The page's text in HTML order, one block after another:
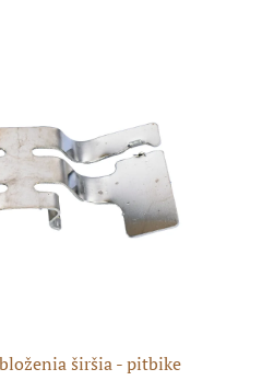
širšia - pitbike